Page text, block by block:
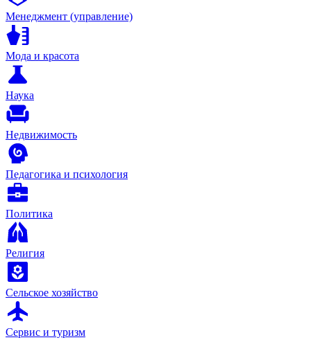
Менеджмент (управление)
Мода и красота
Наука
Недвижимость
Педагогика и психология
Политика
Религия
Сельское хозяйство
Сервис и туризм